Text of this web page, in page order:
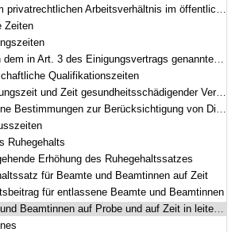
Arbeitsverhältnis im öffentlichen Dienst
Zeiten
in Art. 3 des Einigungsvertrags genannten Gebiet
Qualifikationszeiten
und Zeit gesundheitsschädigender Verwendung
Bestimmungen zur Berücksichtigung von Dienstzeiten
Ruhegehalts
Erhöhung des Ruhegehaltssatzes
für Beamte und Beamtinnen auf Zeit
für entlassene Beamte und Beamtinnen
Beamtinnen auf Probe und auf Zeit in leitender Funktion